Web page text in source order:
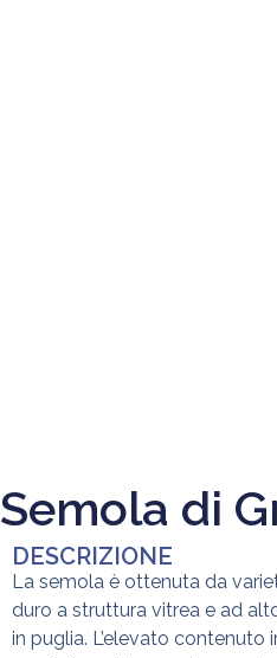
Semola di
DESCRIZIONE
La semola è ottenuta da
duro a struttura vitrea e ad
in puglia. L’elevato